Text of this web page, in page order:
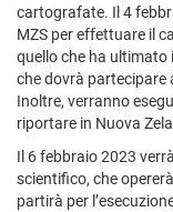
cartografate. Il 4
MZS per effettuare il
quello che ha ultimato
che dovrà partecipare
Inoltre, verranno
riportare in Nuova
Il 6 febbraio 2023
scientifico, che
partirà per